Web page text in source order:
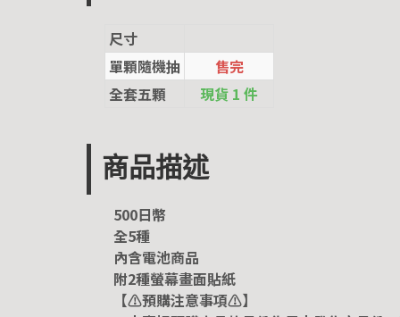
尺寸
單顆隨機抽
售完
全套五顆
現貨 1 件
商品描述
500日幣
全5種
內含電池商品
附2種螢幕畫面貼紙
【⚠️預購注意事項⚠️】